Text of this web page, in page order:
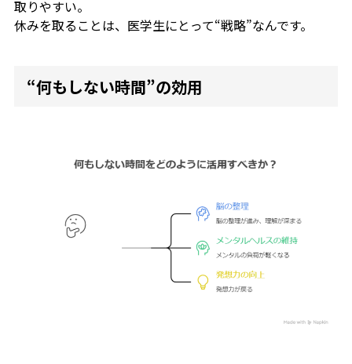
取りやすい。
休みを取ることは、医学生にとって“戦略”なんです。
“何もしない時間”の効用